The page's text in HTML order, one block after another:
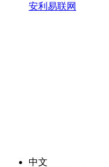
安利易联网
中文